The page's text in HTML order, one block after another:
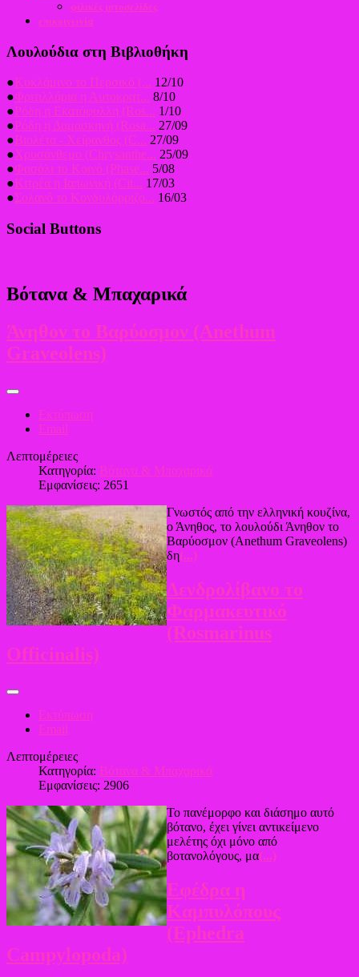
φιλικές ιστοσελίδες
επικοινωνία
Λουλούδια στη Βιβλιοθήκη
●Κυκλάμινο το Περσικό (... 12/10
●Φριτιλλάρια η Αυτοκρατ... 8/10
●Ρόδη η Εκατόφυλλη (Ros... 1/10
●Ρόδη η Δαμασκηνή (Rosa... 27/09
●Βιολέτα - Χείρανθος (C... 27/09
●Χρυσάνθεμο (Chrysanthe... 25/09
●Φασόλι το Κοινό (Phase... 5/08
●Κιτρέα η Ιαπωνική (Cit... 17/03
●Σολανό το Κονδυλόρριζο... 16/03
Social Buttons
Βότανα & Μπαχαρικά
Άνηθον το Βαρύοσμον (Anethum
Graveolens)
Εκτύπωση
Email
Λεπτομέρειες
Κατηγορία: Βότανα & Μπαχαρικά
Εμφανίσεις: 2651
Γνωστός από την ελληνική κουζίνα,
ο Άνηθος, το λουλούδι Άνηθον το
Βαρύοσμον (Anethum Graveolens)
δη(...)
Δενδρολίβανο το
Φαρμακευτικό
(Rosmarinus
Officinalis)
Εκτύπωση
Email
Λεπτομέρειες
Κατηγορία: Βότανα & Μπαχαρικά
Εμφανίσεις: 2906
Το πανέμορφο και διάσημο αυτό
βότανο, έχει γίνει αντικείμενο
μελέτης όχι μόνο από
βοτανολόγους, μα(...)
Εφέδρα η
Καμπυλόπους
(Ephedra
Campylopoda)